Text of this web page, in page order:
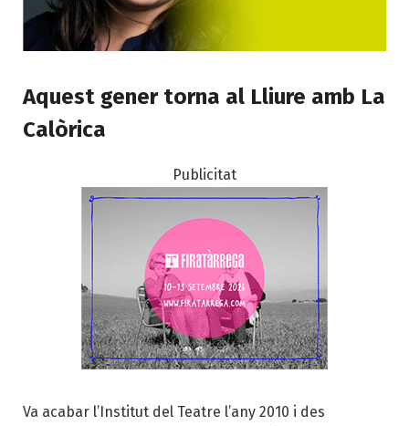
Aquest gener torna al Lliure amb La
Calòrica
Publicitat
Va acabar l’Institut del Teatre l’any 2010 i des